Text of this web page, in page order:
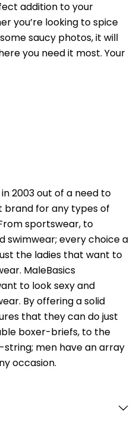
addition to your
you’re looking to spice
saucy photos, it will
you need it most. Your
2003 out of a need to
for any types of
sportswear, to
swimwear; every choice a
the ladies that want to
MaleBasics
to look sexy and
By offering a solid
that they can do just
boxer-briefs, to the
men have an array
occasion.